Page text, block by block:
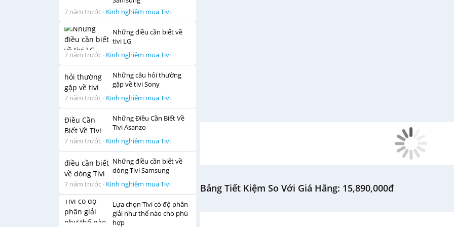
▫ Thông tin chungCông suất:
▫ Khối lượng không chân: 16 kg
7 năm trước · Kinh nghiệm mua Tivi
Những điều cần biết về
tivi LG
7 năm trước · Kinh nghiệm mua Tivi
Những câu hỏi thường
gặp về tivi Sony
7 năm trước · Kinh nghiệm mua Tivi
Những Điều Cần Biết Về
Tivi Asanzo
7 năm trước · Kinh nghiệm mua Tivi
Những điều cần biết về
dòng Tivi Samsung
7 năm trước · Kinh nghiệm mua Tivi
Lựa chọn Tivi có độ phân
giải như thế nào cho phù
hợp
Bảng Tiết Kiệm So Với Giá Hãng: 15,890,000đ